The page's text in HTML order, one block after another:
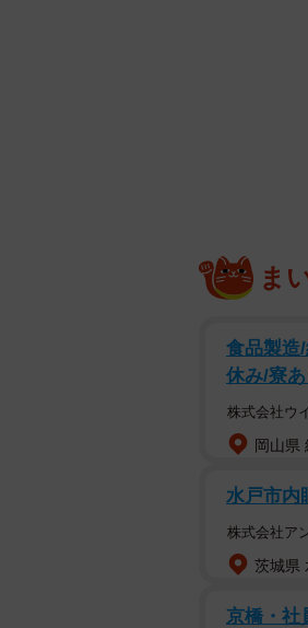
ま
食品製造
休み/寮あ
株式会社ウ
岡山県
水戸市内
株式会社ア
茨城県
京橋・社